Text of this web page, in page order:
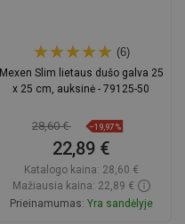
(6)
Mexen Slim lietaus dušo galva 25
x 25 cm, auksinė - 79125-50
28,60 € −19,97%
22,89 €
Katalogo kaina: 28,60 €
Mažiausia kaina: 22,89 €
Prieinamumas: Yra sandėlyje